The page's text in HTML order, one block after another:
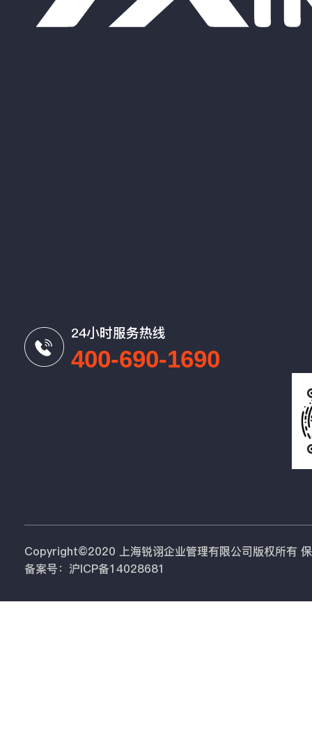
24小时服务热线
400-690-1690
Copyright©2020 上海锐诩企业管理有限公司版权所有
备案号：沪ICP备14028681